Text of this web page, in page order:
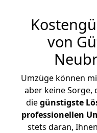
von
Umzüge können
aber keine Sorge,
diegünstigste
professionellen
stets daran, Ihnen